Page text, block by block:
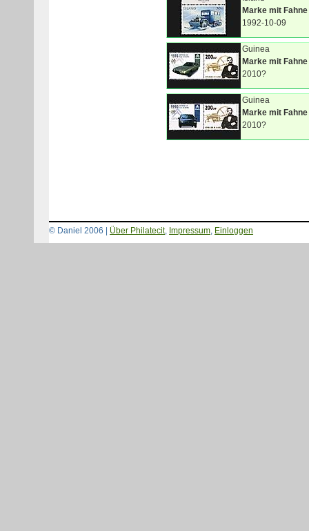
Marke mit Fahne
1992-10-09
Guinea
Marke mit Fahne
2010?
Guinea
Marke mit Fahne
2010?
© Daniel 2006 | Über Philatecit, Impressum, Einloggen